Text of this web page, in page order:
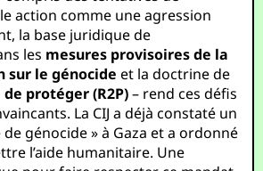
action comme une agression
la base juridique de
les mesures provisoires de la
sur le génocide et la doctrine de
protéger (R2P)– rend ces défis
La CIJ a déjà constaté un
génocide » à Gaza et a ordonné
l’aide humanitaire. Une